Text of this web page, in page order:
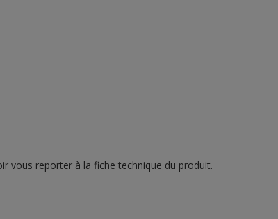
vous reporter à la fiche technique du produit.